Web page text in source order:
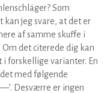
Som
jeg svare, at det er
af samme skuffe i
det citerede dig kan
i forskellige varianter. En
med følgende
Desværre er ingen